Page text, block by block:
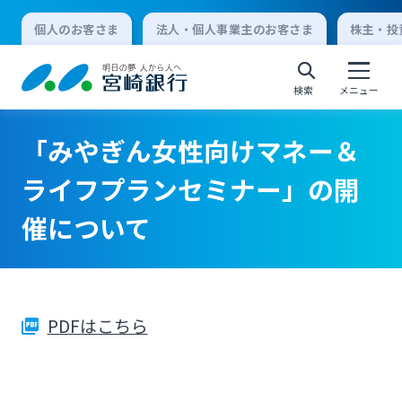
個人のお客さま 法人・個人事業主のお客さま 株主・
検索 メニュー
個人向けインターネットバンキング
「みやぎん女性向けマネー＆
ライフプランセミナー」の開
催について
PDFはこちら